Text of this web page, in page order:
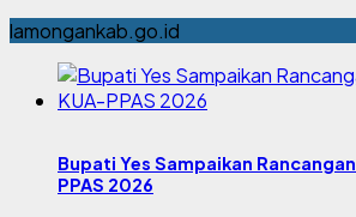
lamongankab.go.id
Bupati Yes Sampaikan
PPAS 2026